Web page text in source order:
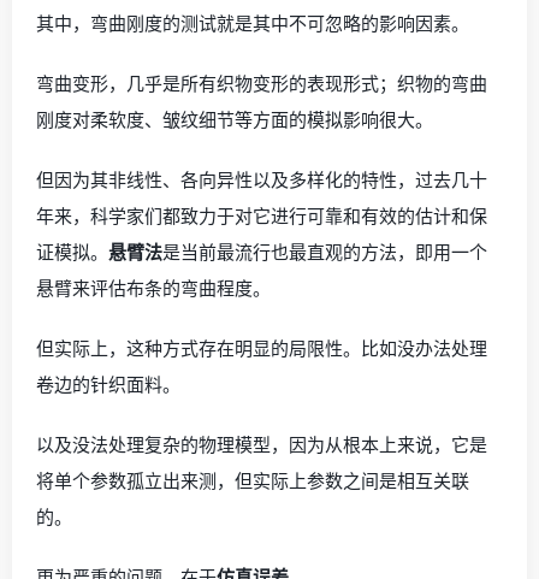
其中，弯曲刚度的测试就是其中不可忽略的影响因素。
弯曲变形，几乎是所有织物变形的表现形式；织物的弯曲
刚度对柔软度、皱纹细节等方面的模拟影响很大。
但因为其非线性、各向异性以及多样化的特性，过去几十
年来，科学家们都致力于对它进行可靠和有效的估计和保
证模拟。 悬臂法是当前最流行也最直观的方法，即用一个
悬臂来评估布条的弯曲程度。
但实际上，这种方式存在明显的局限性。比如没办法处理
卷边的针织面料。
以及没法处理复杂的物理模型，因为从根本上来说，它是
将单个参数孤立出来测，但实际上参数之间是相互关联
的。